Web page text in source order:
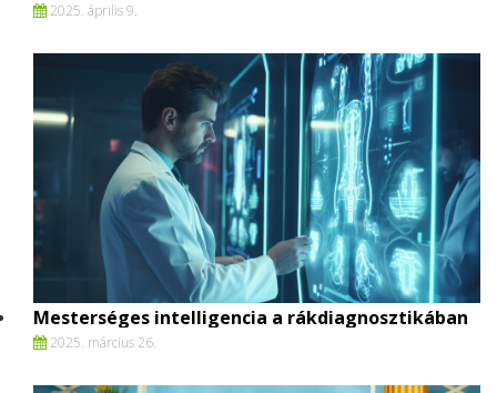
2025. április 9.
Mesterséges intelligencia a rákdiagnosztikában
2025. március 26.